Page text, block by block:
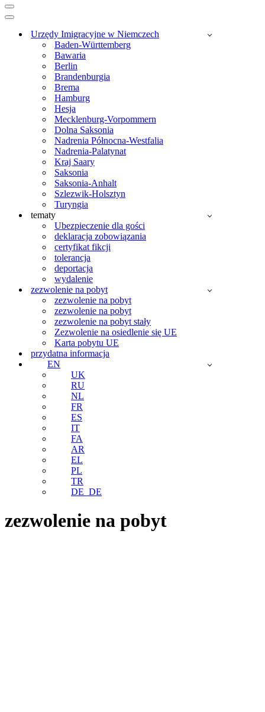
Menu
nawigacji
Menu
nawigacjiUrzędy Imigracyjne w Niemczech
Baden-Württemberg
Bawaria
Berlin
Brandenburgia
Brema
Hamburg
Hesja
Mecklenburg-Vorpommern
Dolna Saksonia
Nadrenia Północna-Westfalia
Nadrenia-Palatynat
Kraj Saary
Saksonia
Saksonia-Anhalt
Szlezwik-Holsztyn
Turyngia
tematy
Ubezpieczenie dla gości
deklaracja zobowiązania
certyfikat fikcji
tolerancja
deportacja
wydalenie
zezwolenie na pobyt
zezwolenie na pobyt
zezwolenie na pobyt
zezwolenie na pobyt stały
Zezwolenie na osiedlenie się UE
Karta pobytu UE
przydatna informacja
EN
UK
RU
NL
FR
ES
IT
FA
AR
EL
PL
TR
DE_DE
zezwolenie na pobyt